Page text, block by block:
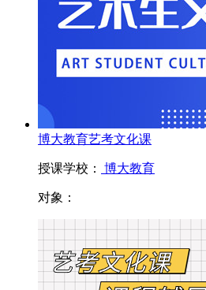
博大教育艺考文化课
授课学校： 博大教育
对象：